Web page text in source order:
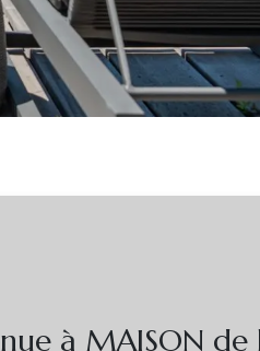
à MAISON de